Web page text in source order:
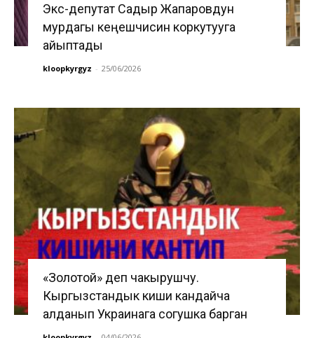
Экс-депутат Садыр Жапаровдун
мурдагы кеңешчисин коркутууга
айыптады
kloopkyrgyz - 25/06/2026
«Золотой» деп чакырушчу.
Кыргызстандык киши кандайча
алданып Украинага согушка барган